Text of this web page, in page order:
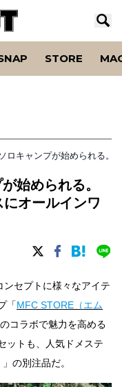
STORE
ロキャンプが始められる。
始められる。
オールインワ
ンセプトに様々なアイテ
「MFC STORE（エム
コラボで魅力を高める
ットも、人気ドメステ
の別注品だ。